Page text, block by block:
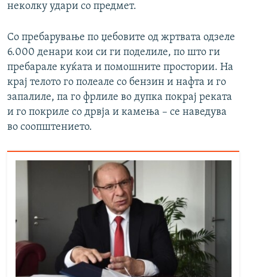
неколку удари со предмет.
Со пребарување по џебовите од жртвата одзеле
6.000 денари кои си ги поделиле, по што ги
пребарале куќата и помошните простории. На
крај телото го полеале со бензин и нафта и го
запалиле, па го фрлиле во дупка покрај реката
и го покриле со дрвја и камења – се наведува
во соопштението.